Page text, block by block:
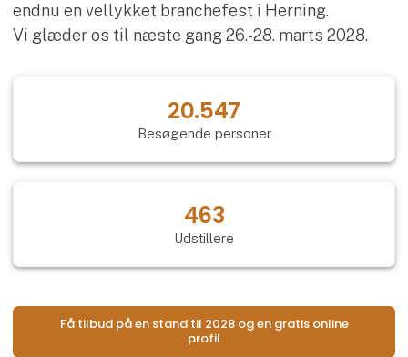
endnu en vellykket branchefest i Herning.
Vi glæder os til næste gang 26.-28. marts 2028.
20.547
Besøgende personer
463
Udstillere
Få tilbud på en stand til 2028 og en gratis online
profil